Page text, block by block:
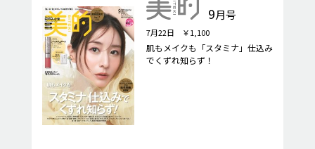
9月号
7月22日 ￥1,100
肌もメイクも「スタミナ」仕込み
でくずれ知らず！